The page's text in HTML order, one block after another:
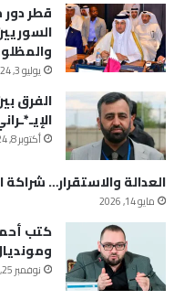
قطر
يوليو 3, 2024
الفرق
أكتوبر 8, 2024
العدالة والاستقرار… شراكة
مايو 14, 2026
كتب
نوفمبر 25, 2022